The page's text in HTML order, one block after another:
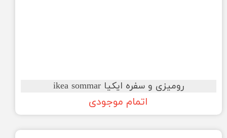
رومیزی و سفره ایکیا ikea sommar
اتمام موجودی